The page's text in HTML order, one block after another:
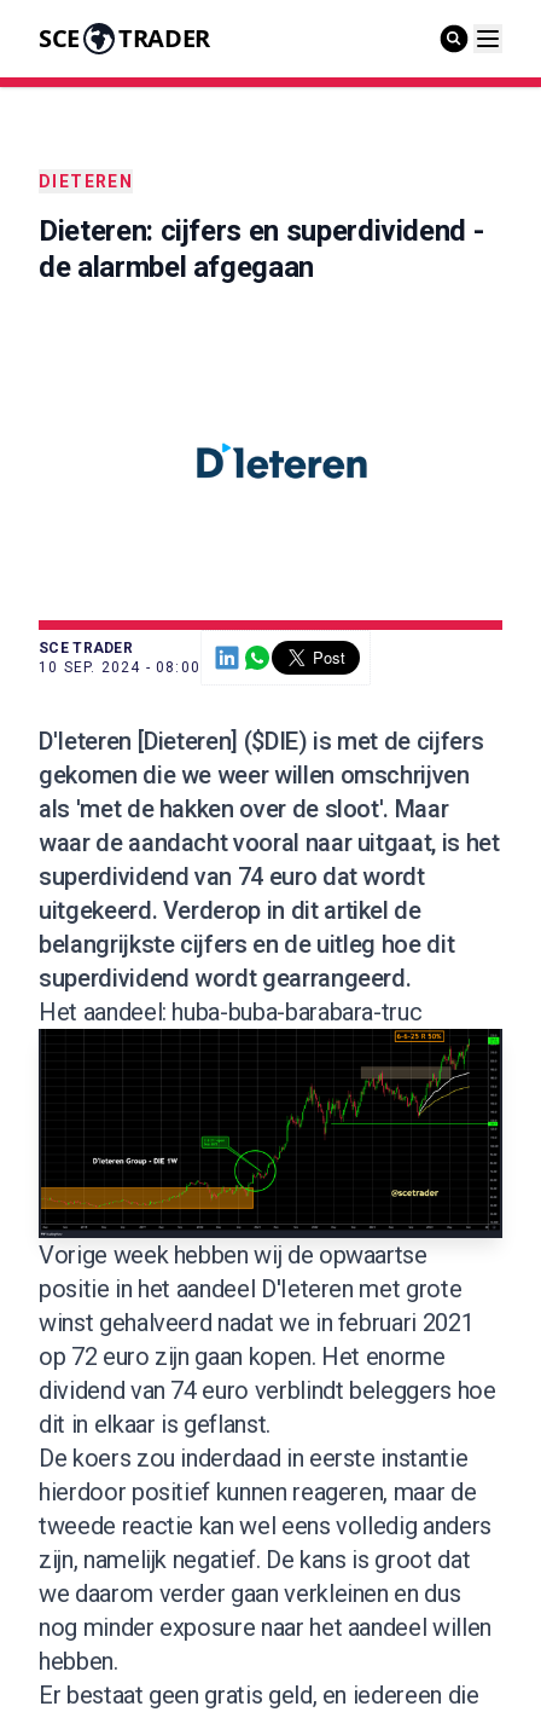
SCE TRADER
DIETEREN
Dieteren: cijfers en superdividend -
de alarmbel afgegaan
SCE TRADER
10 SEP. 2024 - 08:00
D'Ieteren [Dieteren] ($DIE) is met de cijfers
gekomen die we weer willen omschrijven
als 'met de hakken over de sloot'. Maar
waar de aandacht vooral naar uitgaat, is het
superdividend van 74 euro dat wordt
uitgekeerd. Verderop in dit artikel de
belangrijkste cijfers en de uitleg hoe dit
superdividend wordt gearrangeerd.
Het aandeel: huba-buba-barabara-truc
Vorige week hebben wij de opwaartse
positie in het aandeel D'Ieteren met grote
winst gehalveerd nadat we in februari 2021
op 72 euro zijn gaan kopen. Het enorme
dividend van 74 euro verblindt beleggers hoe
dit in elkaar is geflanst.
De koers zou inderdaad in eerste instantie
hierdoor positief kunnen reageren, maar de
tweede reactie kan wel eens volledig anders
zijn, namelijk negatief. De kans is groot dat
we daarom verder gaan verkleinen en dus
nog minder exposure naar het aandeel willen
hebben.
Er bestaat geen gratis geld, en iedereen die